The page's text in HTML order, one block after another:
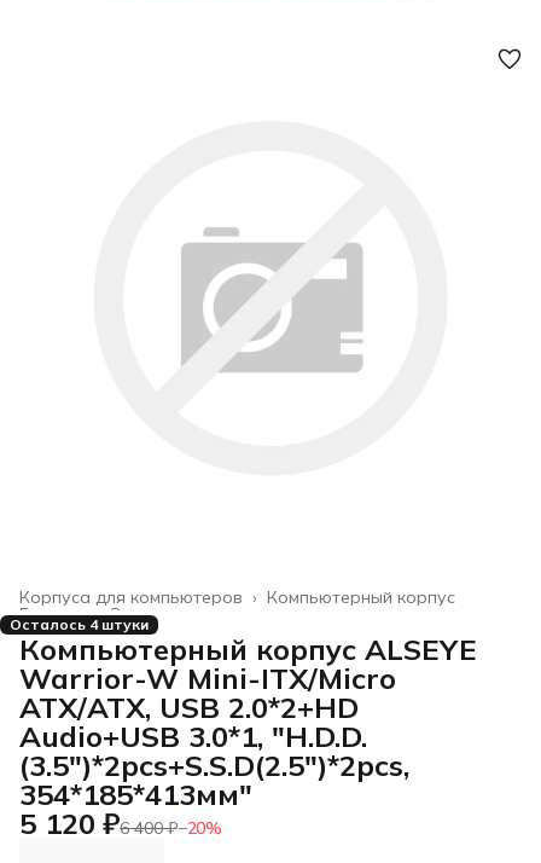
Компьютерный корпус
Корпуса для компьютеров ›
Электроника
Главная ›
Осталось 4 штуки
Компьютерный корпус ALSEYE
Warrior-W Mini-ITX/Micro
ATX/ATX, USB 2.0*2+HD
Audio+USB 3.0*1, "H.D.D.
(3.5")*2pcs+S.S.D(2.5")*2pcs,
354*185*413мм"
5 120 ₽6 400 ₽−20%